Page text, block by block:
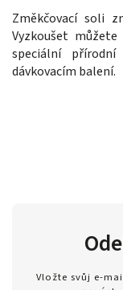
Změkčovací soli
Vyzkoušet
speciální
dávkovacím balení.
Vložte svůj e-